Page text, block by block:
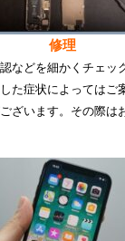
修理
などを細かくチェッ
た症状によってはご
ざいます。その際は